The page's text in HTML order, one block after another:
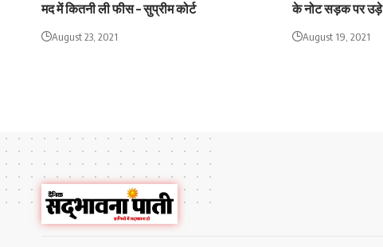
मद में कितनी ली फीस – सुप्रीम कोर्ट
August 23, 2021
के नोट सड़क पर उड़े
August 19, 2021